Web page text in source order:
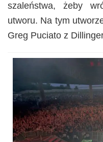
szaleństwa, żeby
utworu. Na tym
Greg Puciato z